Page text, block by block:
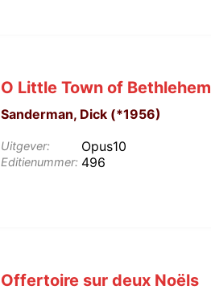
O Little Town of Bethlehem
Sanderman, Dick (*1956)
Uitgever: Opus10
Editienummer: 496
Offertoire sur deux Noëls